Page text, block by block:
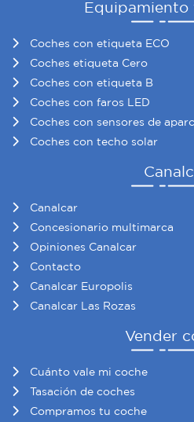
Coches con etiqueta ECO
Coches etiqueta Cero
Coches con etiqueta B
Coches con faros LED
Coches con sensores de
Coches con techo solar
Canalcar
Concesionario multimarca
Opiniones Canalcar
Contacto
Canalcar Europolis
Canalcar Las Rozas
Vender
Cuánto vale mi coche
Tasación de coches
Compramos tu coche